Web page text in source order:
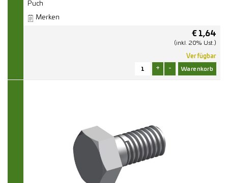
Puch
Merken
€ 1,64
(inkl. 20% Ust.)
Verfügbar
+ -